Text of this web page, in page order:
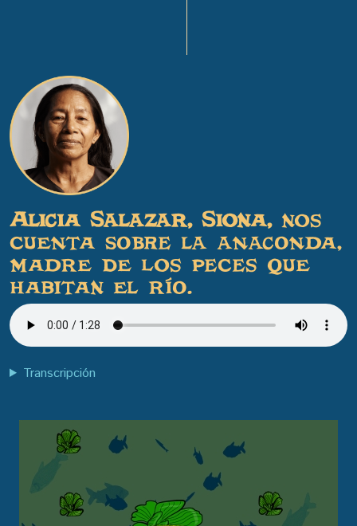
Alicia Salazar, Siona, nos
cuenta sobre la anaconda,
madre de los peces que
habitan el río.
Transcripción